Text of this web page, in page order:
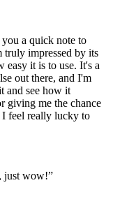
a quick note to
truly impressed by its
easy it is to use. It's a
out there, and I'm
and see how it
giving me the chance
I feel really lucky to
just wow!”